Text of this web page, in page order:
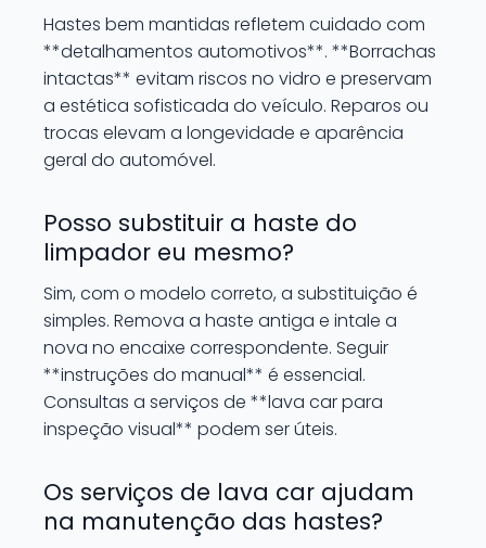
Hastes bem mantidas refletem cuidado com
**detalhamentos automotivos**. **Borrachas
intactas** evitam riscos no vidro e preservam
a estética sofisticada do veículo. Reparos ou
trocas elevam a longevidade e aparência
geral do automóvel.
Posso substituir a haste do
limpador eu mesmo?
Sim, com o modelo correto, a substituição é
simples. Remova a haste antiga e intale a
nova no encaixe correspondente. Seguir
**instruções do manual** é essencial.
Consultas a serviços de **lava car para
inspeção visual** podem ser úteis.
Os serviços de lava car ajudam
na manutenção das hastes?